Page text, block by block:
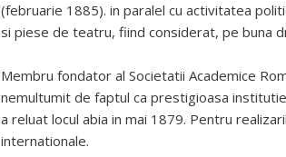
(februarie 1885). in paralel cu activitatea
si piese de teatru, fiind considerat, pe buna
Membru fondator al Societatii Academice
nemultumit de faptul ca prestigioasa
a reluat locul abia in mai 1879. Pentru
internationale.